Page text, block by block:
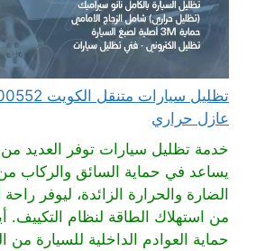
عازل حراري
خدمة تظليل سيارات توفر العديد من
يساعد في حماية السائق والركاب
الضارة والحرارة الزائدة، ليوفر راحة
من استهلاك الطاقة لنظام التكييف.
حماية العوادم الداخلية للسيارة من